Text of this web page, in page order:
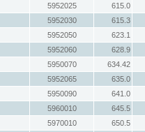
5952025
615.0
5952030
615.3
5952050
623.1
5952060
628.9
5950070
634.42
5952065
635.0
5950090
641.0
5960010
645.5
5970010
650.5